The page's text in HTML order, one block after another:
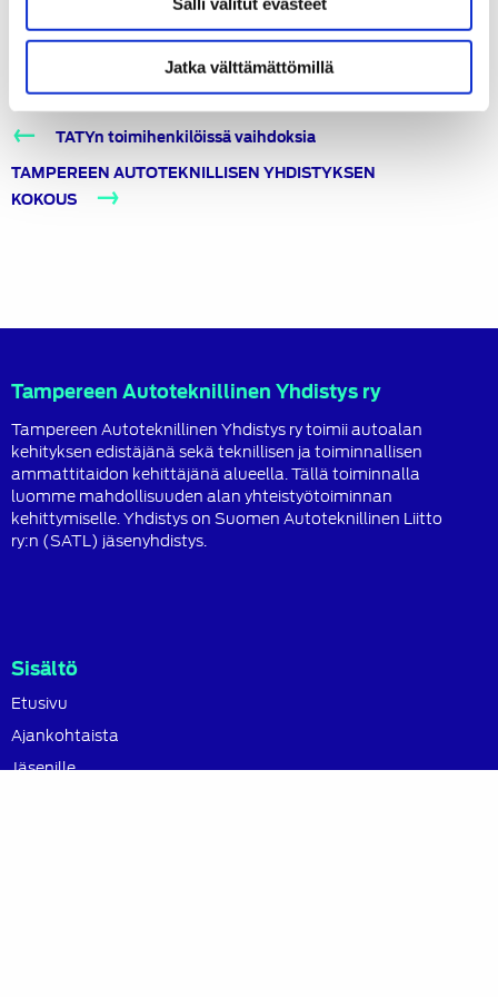
Jatka välttämättömillä
KATEGORIAT
Tapahtumat
Artikkelien
selausTATYn toimihenkilöissä vaihdoksia
TAMPEREEN AUTOTEKNILLISEN YHDISTYKSEN
KOKOUS
Tampereen Autoteknillinen Yhdistys ry
Tampereen Autoteknillinen Yhdistys ry toimii autoalan
kehityksen edistäjänä sekä teknillisen ja toiminnallisen
ammattitaidon kehittäjänä alueella. Tällä toiminnalla
luomme mahdollisuuden alan yhteistyötoiminnan
kehittymiselle. Yhdistys on Suomen Autoteknillinen Liitto
ry:n (SATL) jäsenyhdistys.
Sisältö
Etusivu
Ajankohtaista
Jäsenille